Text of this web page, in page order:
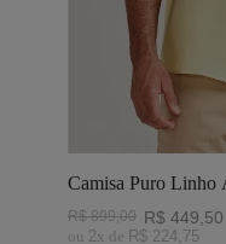
Camisa Puro Linho
R$ 899,00 R$ 449 50
ou 2x de R$ 224 75